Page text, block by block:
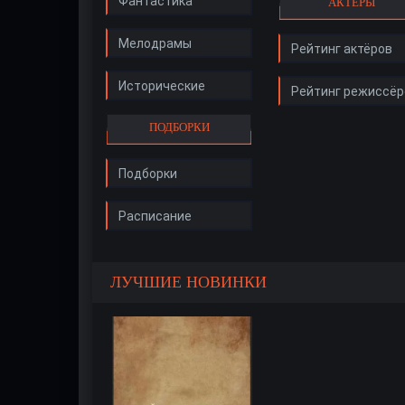
Мелодрамы
Исторические
ПОДБОРКИ
Подборки
Расписание
Рейтинг актёров
Рейтинг
ЛУЧШИЕ НОВИНКИ